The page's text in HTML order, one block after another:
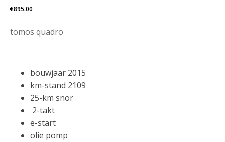
€895.00
tomos quadro
bouwjaar 2015
km-stand 2109
25-km snor
2-takt
e-start
olie pomp